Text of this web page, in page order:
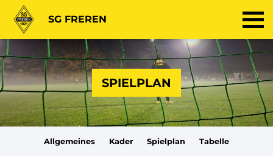
SG FREREN
SPIELPLAN
Allgemeines Kader Spielplan Tabelle